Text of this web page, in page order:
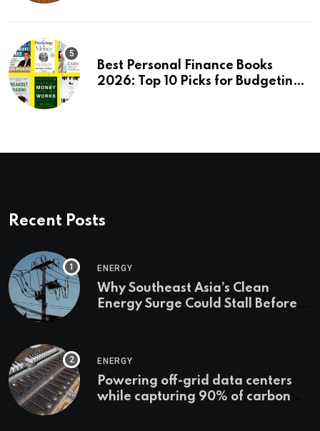
Best Personal Finance Books
2026: Top 10 Picks for Budgeting,
Recent Posts
ENERGY
Why Southeast Asia’s Clean
Energy Surge Could Stall Before It
ENERGY
Powering off-grid data centers
while capturing 90% of carbon